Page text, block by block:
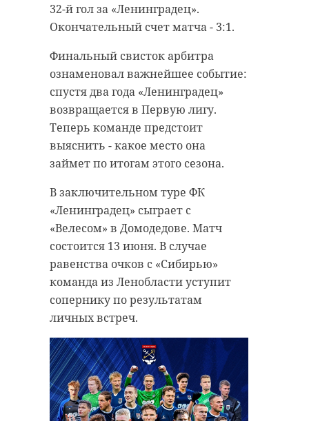
32-й гол за «Ленинградец».
Окончательный счет матча - 3:1.
Финальный свисток арбитра
ознаменовал важнейшее событие:
спустя два года «Ленинградец»
возвращается в Первую лигу.
Теперь команде предстоит
выяснить - какое место она
займет по итогам этого сезона.
В заключительном туре ФК
«Ленинградец» сыграет с
«Велесом» в Домодедове. Матч
состоится 13 июня. В случае
равенства очков с «Сибирью»
команда из Ленобласти уступит
сопернику по результатам
личных встреч.